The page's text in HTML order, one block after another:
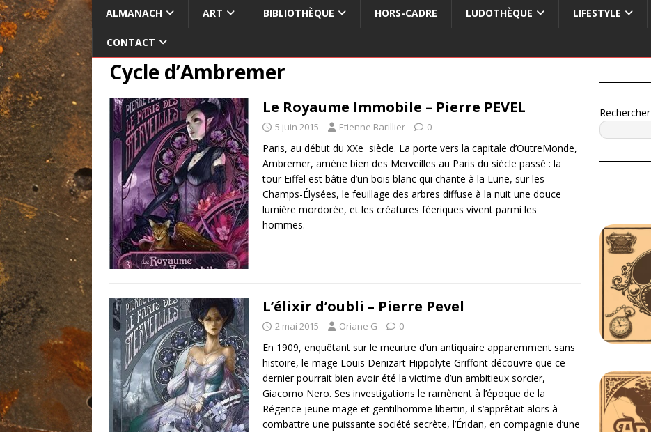
ALMANACH ART BIBLIOTHÈQUE HORS-CADRE LUDOTHÈQUE LIFESTYLE
CONTACT
Cycle d’Ambremer
Le Royaume Immobile – Pierre PEVEL
5 juin 2015 Etienne Barillier 0
Paris, au début du XXe siècle. La porte vers la capitale d’OutreMonde,
Ambremer, amène bien des Merveilles au Paris du siècle passé : la
tour Eiffel est bâtie d’un bois blanc qui chante à la Lune, sur les
Champs-Élysées, le feuillage des arbres diffuse à la nuit une douce
lumière mordorée, et les créatures féeriques vivent parmi les
hommes.
L’élixir d’oubli – Pierre Pevel
2 mai 2015 Oriane G 0
En 1909, enquêtant sur le meurtre d’un antiquaire apparemment sans
histoire, le mage Louis Denizart Hippolyte Griffont découvre que ce
dernier pourrait bien avoir été la victime d’un ambitieux sorcier,
Giacomo Nero. Ses investigations le ramènent à l’époque de la
Régence jeune mage et gentilhomme libertin, il s’apprêtait alors à
combattre une puissante société secrète, l’Éridan, en compagnie d’une
Rechercher